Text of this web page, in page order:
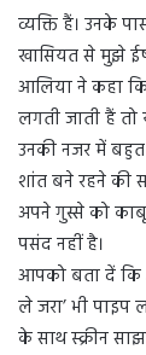
व्यक्ति हैं। उनके
खासियत से मुझे
आलिया ने कहा
लगती जाती हैं
उनकी नजर में
शांत बने रहने की
अपने गुस्से को
पसंद नहीं है।
आपको बता दें कि
ले जरा’ भी पाइप
के साथ स्क्रीन